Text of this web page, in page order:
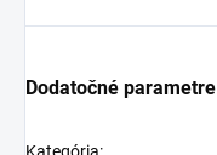
Dodatočné parametre
Kategória: